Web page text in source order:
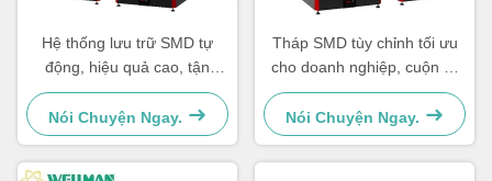
Hệ thống lưu trữ SMD tự
động, hiệu quả cao, tận
dụng không gian
Nói Chuyện Ngay.
Tháp SMD tùy chỉnh tối ưu
cho doanh nghiệp, cuộn 7-
15 inch
Nói Chuyện Ngay.